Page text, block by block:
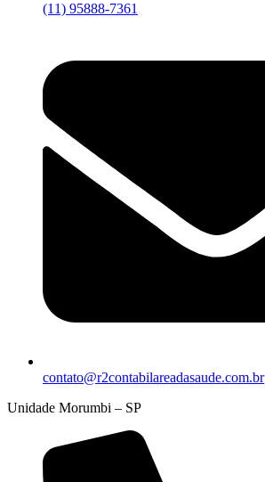
(11) 95888-7361
contato@r2contabilareadasaude.com.br
Unidade Morumbi – SP